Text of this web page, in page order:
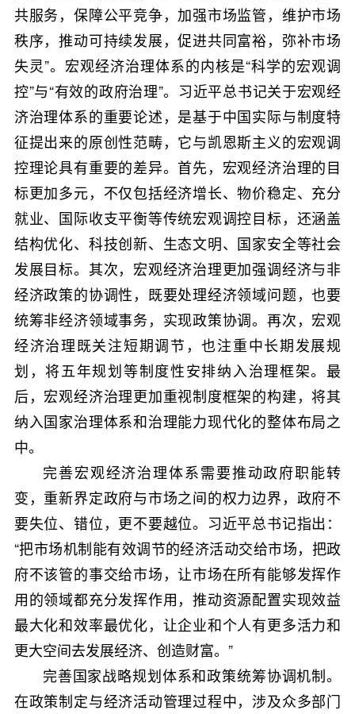
共服务，保障公平竞争，加强市场监管，维护市场
秩序，推动可持续发展，促进共同富裕，弥补市场
失灵”。宏观经济治理体系的内核是“科学的宏观调
控”与“有效的政府治理”。习近平总书记关于宏观经
济治理体系的重要论述，是基于中国实际与制度特
征提出来的原创性范畴，它与凯恩斯主义的宏观调
控理论具有重要的差异。首先，宏观经济治理的目
标更加多元，不仅包括经济增长、物价稳定、充分
就业、国际收支平衡等传统宏观调控目标，还涵盖
结构优化、科技创新、生态文明、国家安全等社会
发展目标。其次，宏观经济治理更加强调经济与非
经济政策的协调性，既要处理经济领域问题，也要
统筹非经济领域事务，实现政策协调。再次，宏观
经济治理既关注短期调节，也注重中长期发展规
划，将五年规划等制度性安排纳入治理框架。最
后，宏观经济治理更加重视制度框架的构建，将其
纳入国家治理体系和治理能力现代化的整体布局之
中。
完善宏观经济治理体系需要推动政府职能转
变，重新界定政府与市场之间的权力边界，政府不
要失位、错位，更不要越位。习近平总书记指出：
“把市场机制能有效调节的经济活动交给市场，把政
府不该管的事交给市场，让市场在所有能够发挥作
用的领域都充分发挥作用，推动资源配置实现效益
最大化和效率最优化，让企业和个人有更多活力和
更大空间去发展经济、创造财富。”
完善国家战略规划体系和政策统筹协调机制。
在政策制定与经济活动管理过程中，涉及众多部门